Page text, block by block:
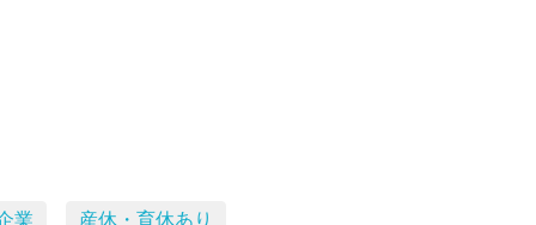
業 産休・育休あり